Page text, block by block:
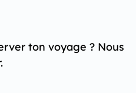
ton voyage ? Nous